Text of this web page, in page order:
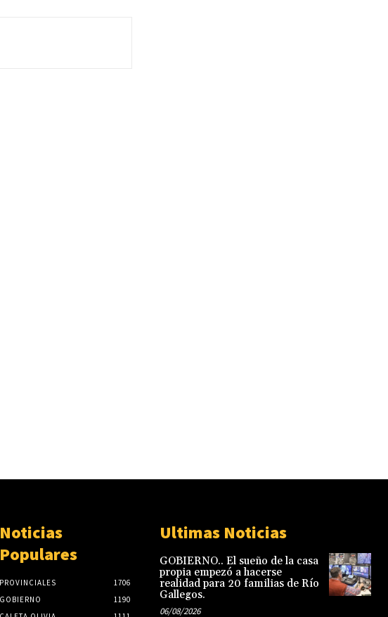
Noticias
Populares
PROVINCIALES
1706
GOBIERNO
1190
Ultimas Noticias
GOBIERNO.. El sueño de la casa
propia empezó a hacerse
realidad para 20 familias de Río
Gallegos.
06/08/2026